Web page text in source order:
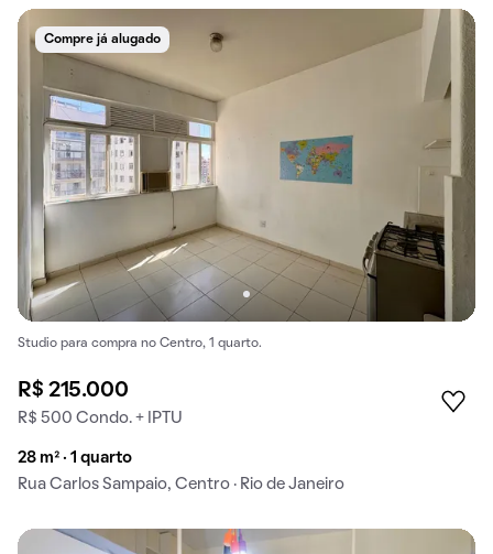
Compre já alugado
Studio para compra no Centro, 1 quarto.
R$ 215.000
R$ 500 Condo. + IPTU
28 m² · 1 quarto
Rua Carlos Sampaio, Centro · Rio de Janeiro